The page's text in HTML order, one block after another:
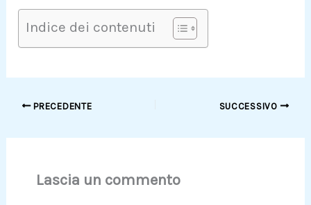
Indice dei contenuti
PRECEDENTE SUCCESSIVO
Lascia un commento